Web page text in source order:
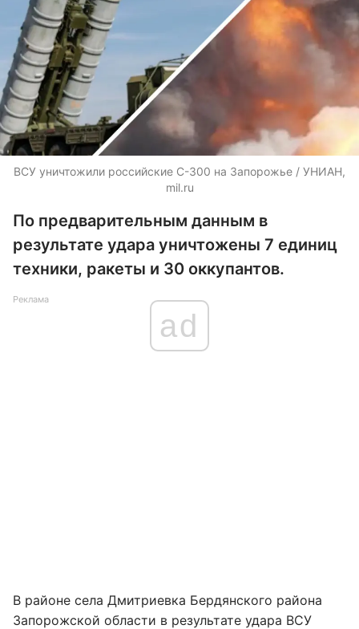
ВСУ уничтожили российские С-300 на Запорожье / УНИАН,
mil.ru
По предварительным данным в
результате удара уничтожены 7 единиц
техники, ракеты и 30 оккупантов.
Реклама
ad
В районе села Дмитриевка Бердянского района
Запорожской области в результате удара ВСУ